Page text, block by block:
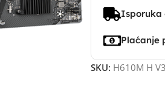
Isporuka
Plaćanje
SKU: H610M H